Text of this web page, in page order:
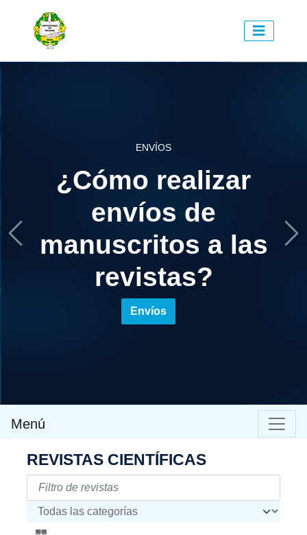
ENVÍOS
¿Cómo realizar
envíos de
manuscritos a las
revistas?
Envíos
Previous
Menú
REVISTAS CIENTÍFICAS